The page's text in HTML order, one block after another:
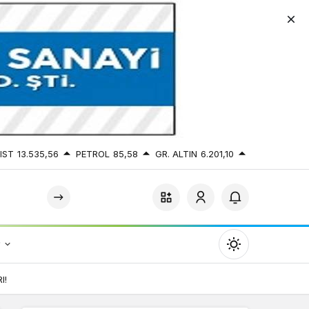
13.535,56 PETROL 85,58 GR. ALTIN 6.201,10
Mod
değiştir